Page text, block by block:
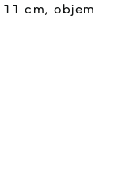
cm, objem